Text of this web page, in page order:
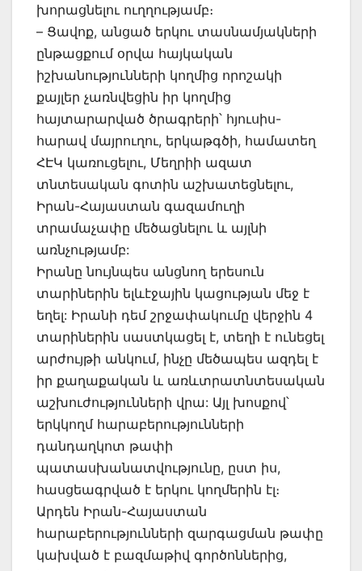
խորացնելու ուղղությամբ։
– Ցավոք, անցած երկու տասնամյակների
ընթացքում օրվա հայկական
իշխանությունների կողմից որոշակի
քայլեր չառնվեցին իր կողմից
հայտարարված ծրագրերի՝ հյուսիս-
հարավ մայրուղու, երկաթգծի, համատեղ
ՀԷԿ կառուցելու, Մեղրիի ազատ
տնտեսական գոտին աշխատեցնելու,
Իրան-Հայաստան գազամուղի
տրամաչափը մեծացնելու և այլնի
առնչությամբ:
Իրանը նույնպես անցնող երեսուն
տարիներին ելևէջային կացության մեջ է
եղել: Իրանի դեմ շրջափակումը վերջին 4
տարիներին սաստկացել է, տեղի է ունեցել
արժույթի անկում, ինչը մեծապես ազդել է
իր քաղաքական և առևտրատնտեսական
աշխուժությունների վրա: Այլ խոսքով՝
երկկողմ հարաբերությունների
դանդաղկոտ թափի
պատասխանատվությունը, ըստ իս,
հասցեագրված է երկու կողմերին էլ։
Արդեն Իրան-Հայաստան
հարաբերությունների զարգացման թափը
կախված է բազմաթիվ գործոններից,